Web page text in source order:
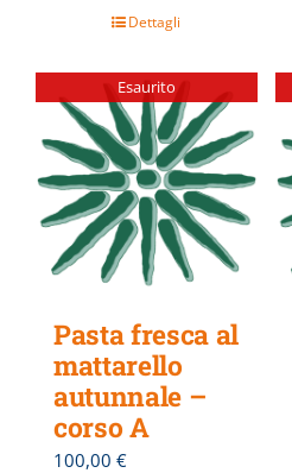
Dettagli
Esaurito
Pasta fresca al
mattarello
autunnale –
corso A
100,00 €